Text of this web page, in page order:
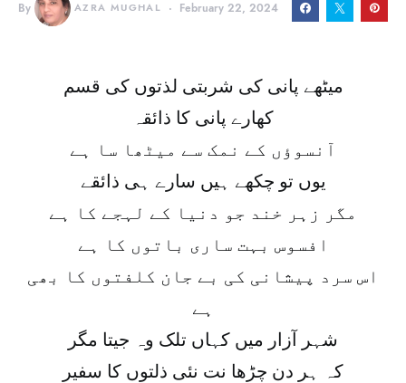
By AZRA MUGHAL February 22, 2024
میٹھے پانی کی شربتی لذتوں کی قسم
کھارے پانی کا ذائقہ
آنسوؤں کے نمک سے میٹھا سا ہے
یوں تو چکھے ہیں سارے ہی ذائقے
مگر زہر خند جو دنیا کے لہجے کا ہے
افسوس بہت ساری باتوں کا ہے
اس سرد پیشانی کی بے جان کلفتوں کا بھی
ہے
شہر آزار میں کہاں تلک وہ جیتا مگر
کہ ہر دن چڑھا نت نئی ذلتوں کا سفیر